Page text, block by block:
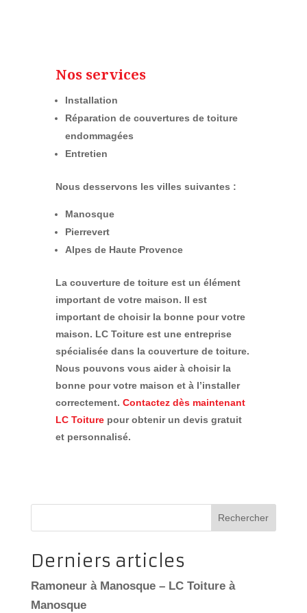
Nos services
Installation
Réparation de couvertures de toiture
endommagées
Entretien
Nous desservons les villes suivantes :
Manosque
Pierrevert
Alpes de Haute Provence
La couverture de toiture est un élément
important de votre maison. Il est
important de choisir la bonne pour votre
maison. LC Toiture est une entreprise
spécialisée dans la couverture de toiture.
Nous pouvons vous aider à choisir la
bonne pour votre maison et à l’installer
correctement. Contactez dès maintenant
LC Toiturepour obtenir un devis gratuit
et personnalisé.
Rechercher
Derniers articles
Ramoneur à Manosque – LC Toiture à
Manosque